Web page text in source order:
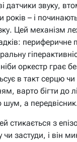
датчики звуку,
років – і
Цей механізм
ніби оркестр грає
в такт серцю
варто бігти до
шум, а
стикається з
чи застуди, і він